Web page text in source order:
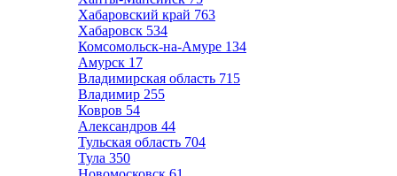
Хабаровский край 763
Хабаровск 534
Комсомольск-на-Амуре 134
Амурск 17
Владимирская область 715
Владимир 255
Ковров 54
Александров 44
Тульская область 704
Тула 350